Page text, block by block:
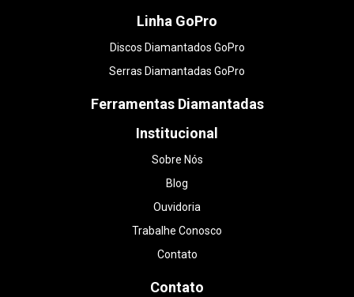
Linha GoPro
Discos Diamantados GoPro
Serras Diamantadas GoPro
Ferramentas Diamantadas
Institucional
Sobre Nós
Blog
Ouvidoria
Trabalhe Conosco
Contato
Contato